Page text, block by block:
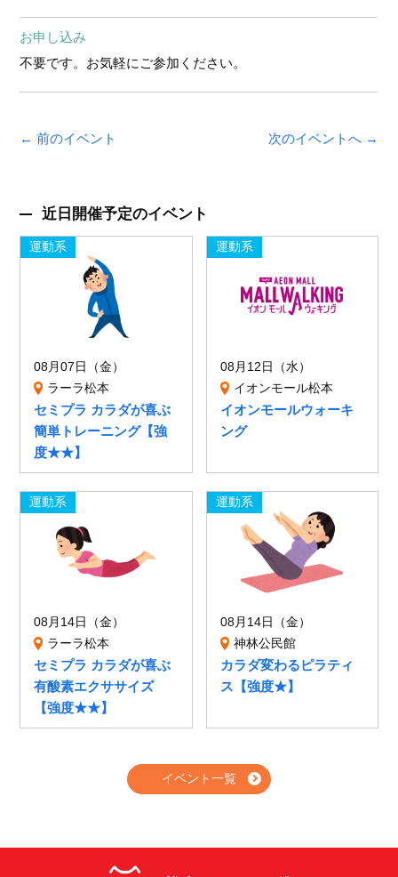
お申し込み
不要です。お気軽にご参加ください。
← 前のイベント 次のイベントへ →
近日開催予定のイベント
運動系
08月07日（金）
ラーラ松本
セミプラ カラダが喜ぶ
簡単トレーニング【強
度★★】
運動系
08月12日（水）
イオンモール松本
イオンモールウォーキ
ング
運動系
08月14日（金）
ラーラ松本
セミプラ カラダが喜ぶ
有酸素エクササイズ
【強度★★】
運動系
08月14日（金）
神林公民館
カラダ変わるピラティ
ス【強度★】
イベント一覧